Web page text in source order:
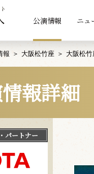
公演情報 ニュ
報 大阪松竹座 大阪松
報詳細
パートナー